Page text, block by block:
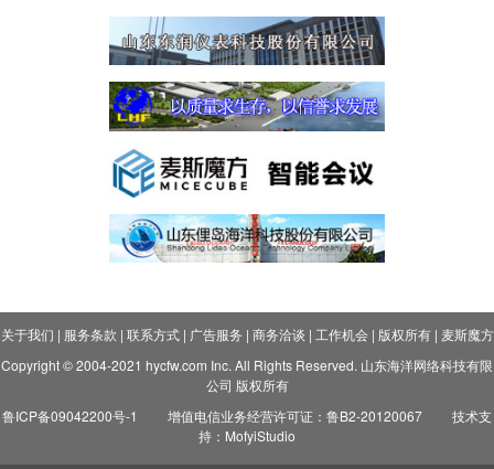
关于我们 | 服务条款 | 联系方式| 广告服务 | 商务洽谈 | 工作机会| 版权所有| 麦斯魔方
Copyright © 2004-2021 hycfw.com Inc. All Rights Reserved. 山东海洋网络科技有限
公司 版权所有
鲁ICP备09042200号-1
增值电信业务经营许可证：鲁B2-20120067
技术支
持：MofyiStudio